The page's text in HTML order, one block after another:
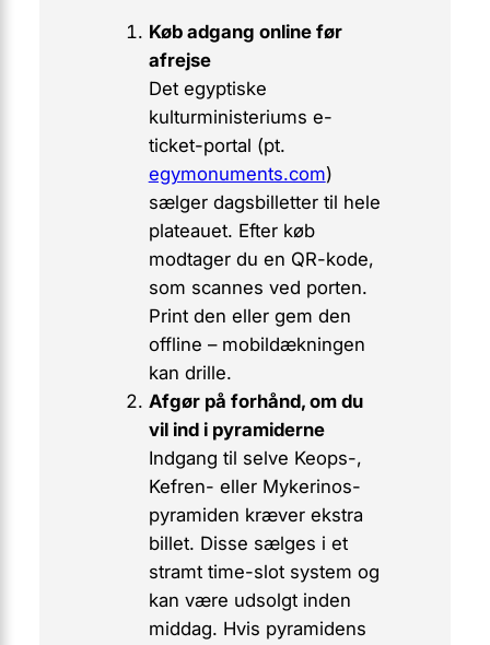
Køb adgang online før
afrejse
Det egyptiske
kulturministeriums e-
ticket-portal (pt.
egymonuments.com)
sælger dagsbilletter til hele
plateauet. Efter køb
modtager du en QR-kode,
som scannes ved porten.
Print den eller gem den
offline – mobildækningen
kan drille.
Afgør på forhånd, om du
vil ind i pyramiderne
Indgang til selve Keops-,
Kefren- eller Mykerinos-
pyramiden kræver ekstra
billet. Disse sælges i et
stramt time-slot system og
kan være udsolgt inden
middag. Hvis pyramidens